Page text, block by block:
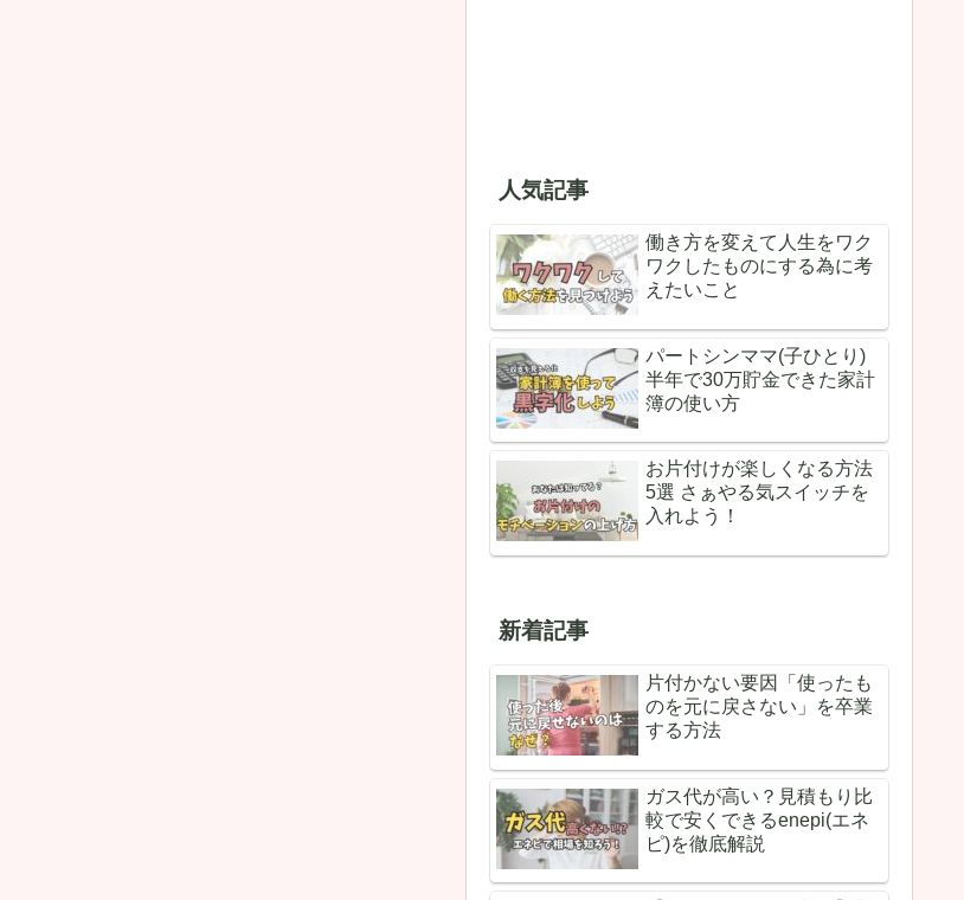
人気記事
働き方を変えて人生をワク
ワクしたものにする為に考
えたいこと
パートシンママ(子ひとり)
半年で30万貯金できた家計
簿の使い方
お片付けが楽しくなる方法
5選 さぁやる気スイッチを
入れよう！
新着記事
片付かない要因「使ったも
のを元に戻さない」を卒業
する方法
ガス代が高い？見積もり比
較で安くできるenepi(エネ
ピ)を徹底解説